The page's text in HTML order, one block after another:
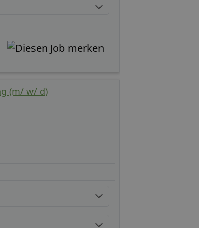
(m/ w/ d)